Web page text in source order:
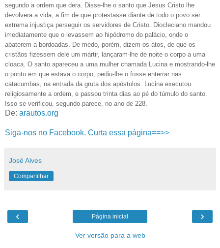
segundo a ordem que dera. Disse-lhe o santo que Jesus Cristo lhe
devolvera a vida, a fim de que protestasse diante de todo o povo ser
extrema injustiça perseguir os servidores de Cristo. Diocleciano mandou
imediatamente que o levassem ao hipódromo do palácio, onde o
abaterem a bordoadas. De medo, porém, dizem os atos, de que os
cristãos fizessem dele um mártir, lançaram-lhe de noite o corpo a uma
cloaca. O santo apareceu a uma mulher chamada Lucina e mostrando-lhe
o ponto em que estava o corpo, pediu-lhe o fosse enterrar nas
catacumbas, na entrada da gruta dos apóstolos. Lucina executou
religiosamente a ordem, e passou trinta dias ao pé do túmulo do santo.
Isso se verificou, segundo parece, no ano de 228.
De: arautos.org
Siga-nos no Facebook. Curta essa página==>>
José Alves
Compartilhar
‹ ›
Página inicial
Ver versão para a web